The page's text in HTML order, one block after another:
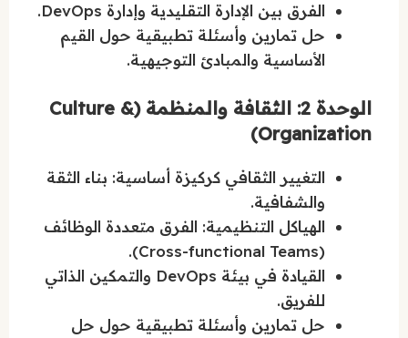
الفرق بين الإدارة التقليدية وإدارة DevOps.
حل تمارين وأسئلة تطبيقية حول القيم
الأساسية والمبادئ التوجيهية.
الوحدة 2: الثقافة والمنظمة (Culture &
Organization)
التغيير الثقافي كركيزة أساسية: بناء الثقة
والشفافية.
الهياكل التنظيمية: الفرق متعددة الوظائف
(Cross-functional Teams).
القيادة في بيئة DevOps والتمكين الذاتي
للفريق.
حل تمارين وأسئلة تطبيقية حول حل